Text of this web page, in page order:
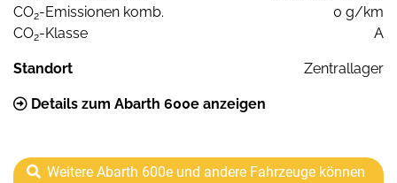
CO2-Emissionen komb.
0 g/km
CO2-Klasse A
Standort Zentrallager
Details zum Abarth 600e anzeigen
Weitere Abarth 600e und andere Fahrzeuge können